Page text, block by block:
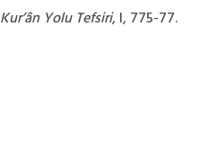
Kur’ân Yolu Tefsiri, I, 775-77.